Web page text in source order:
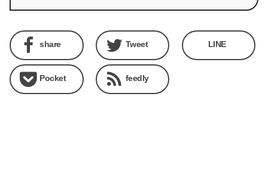
share Tweet LINE
Pocket feedly